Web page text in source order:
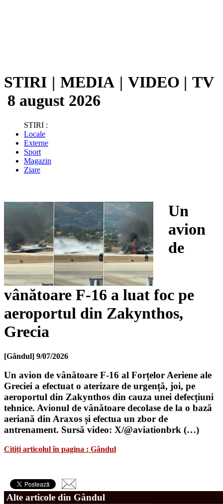
STIRI | MEDIA | VIDEO | TV
8 august 2026
STIRI :
Locale
Externe
Sport
Magazin
Ziare
Un
avion
de
vânătoare F-16 a luat foc pe
aeroportul din Zakynthos,
Grecia
[Gândul] 9/07/2026
Un avion de vânătoare F-16 al Forțelor Aeriene ale
Greciei a efectuat o aterizare de urgență, joi, pe
aeroportul din Zakynthos din cauza unei defecțiuni
tehnice. Avionul de vânătoare decolase de la o bază
aeriană din Araxos și efectua un zbor de
antrenament. Sursă video: X/@aviationbrk (…)
Citiți articolul în pagina : Gândul
Alte articole din Gândul